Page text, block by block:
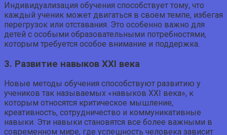
Индивидуализация обучения способствует тому, что
каждый ученик может двигаться в своем темпе, избегая
перегрузок или отставания. Это особенно важно для
детей с особыми образовательными потребностями,
которым требуется особое внимание и поддержка.
3. Развитие навыков XXI века
Новые методы обучения способствуют развитию у
учеников так называемых «навыков XXI века», к
которым относятся критическое мышление,
креативность, сотрудничество и коммуникативные
навыки. Эти навыки становятся все более важными в
современном мире, где успешность человека зависит